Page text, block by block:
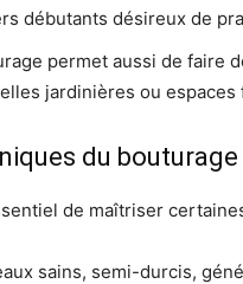
débutants désireux de
permet aussi de faire
jardinières ou espaces
du
de maîtriser
sains, semi-durcis,